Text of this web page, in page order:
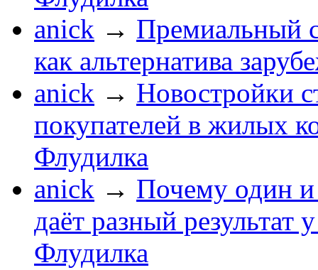
anick → Премиальный
как альтернатива
anick → Новостройки
покупателей в жилых
Флудилка
anick → Почему один и
даёт разный результат
Флудилка